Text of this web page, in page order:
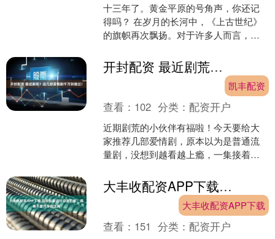
十三年了。黄金平原的号角声，你还记
得吗？ 在岁月的长河中，《上古世纪》
的旗帜再次飘扬。对于许多人而言，这
坚守，只为亲眼见证原大....开封配资 最近剧荒？这几部爱情剧千万别错过！
凯丰配资
查看： 102 分类：配资开户
近期剧荒的小伙伴有福啦！今天要给大
家推荐几部爱情剧，原本以为是普通流
量剧，没想到越看越上瘾，一集接着一
起初你可能觉得“不过是....
大丰收配资APP下载 玛莎拉蒂设计总监巴斯：屏幕不是汽车的主角
大丰收配资APP下载
查看： 151 分类：配资开户